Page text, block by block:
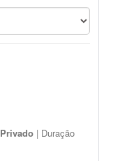
Privado | Duração